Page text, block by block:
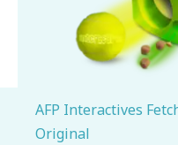
AFP Interactives
Original